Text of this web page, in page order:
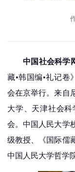
中国社会科学
藏•韩国编•礼记卷
会在京举行。来自
大学、天津社会
会。中国人民大学
级教授、《国际儒
中国人民大学哲学